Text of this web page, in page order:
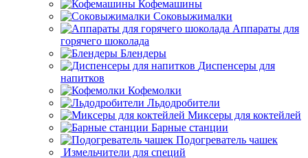
Кофемашины
Соковыжималки
Аппараты для
горячего шоколада
Блендеры
Диспенсеры для
напитков
Кофемолки
Льдодробители
Миксеры для коктейлей
Барные станции
Подогреватель чашек